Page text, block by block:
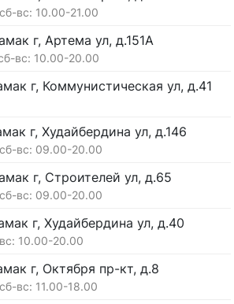
вс: 10.00-21.00
г, Артема ул, д.151А
вс: 10.00-20.00
г, Коммунистическая ул, д.41
г, Худайбердина ул, д.146
вс: 09.00-20.00
г, Строителей ул, д.65
вс: 09.00-20.00
г, Худайбердина ул, д.40
10.00-20.00
г, Октября пр-кт, д.8
вс: 11.00-18.00